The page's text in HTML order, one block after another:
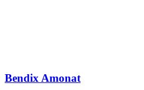
Bendix Amonat